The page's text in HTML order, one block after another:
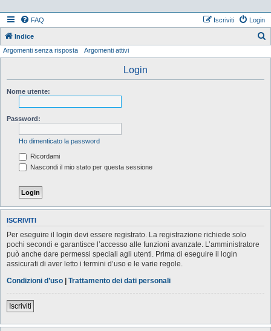
FAQ Login
Iscriviti
Indice
Argomenti senza risposta Argomenti attivi
Login
Nome utente:
Password:
Ho dimenticato la password
Ricordami
Nascondi il mio stato per questa sessione
ISCRIVITI
Per eseguire il login devi essere registrato. La registrazione richiede solo
pochi secondi e garantisce l’accesso alle funzioni avanzate. L’amministratore
può anche dare permessi speciali agli utenti. Prima di eseguire il login
assicurati di aver letto i termini d’uso e le varie regole.
Condizioni d’uso | Trattamento dei dati personali
Iscriviti